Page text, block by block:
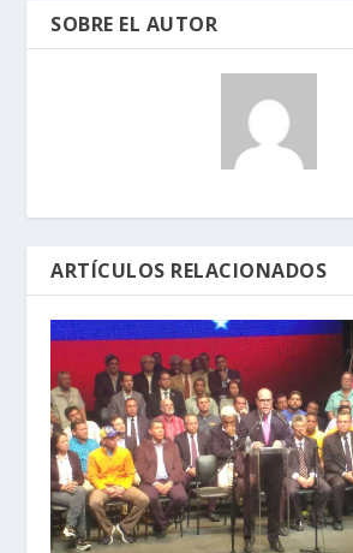
SOBRE EL AUTOR
ARTÍCULOS RELACIONADOS